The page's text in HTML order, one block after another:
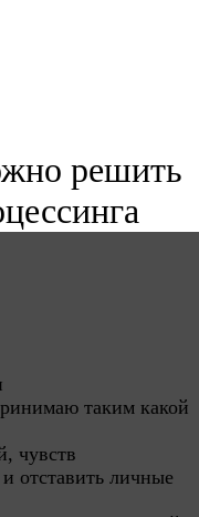
решить
таким какой
чувств
отставить личные